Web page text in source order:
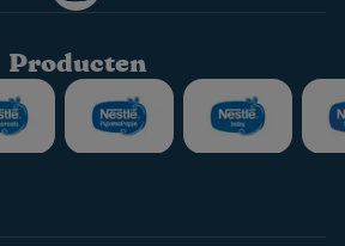
Producten